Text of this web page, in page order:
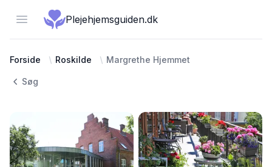
Open menuPlejehjemsguiden.dk
Forside Roskilde Margrethe Hjemmet
Søg